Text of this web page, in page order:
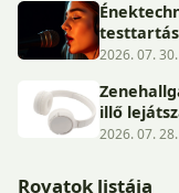
testtartás
2026. 07. 30.
illő
2026. 07. 28.
Rovatok listája